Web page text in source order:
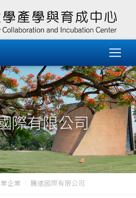
際有限公司
企業 騰遠國際有限公司